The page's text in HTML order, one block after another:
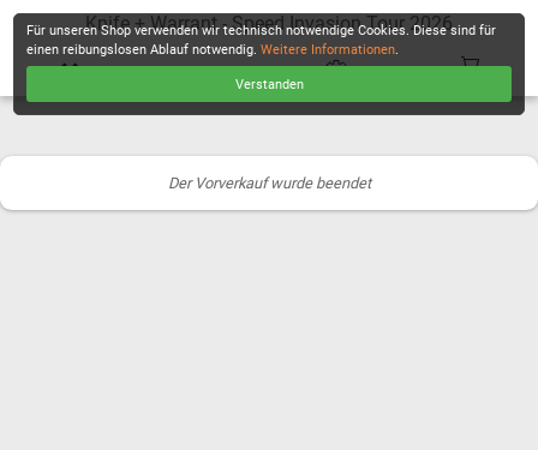
Knife + Warrant - Speed Invasion Tour 2026
Der Vorverkauf wurde beendet
Für unseren Shop verwenden wir technisch notwendige Cookies. Diese sind für
einen reibungslosen Ablauf notwendig.Weitere Informationen.
Verstanden